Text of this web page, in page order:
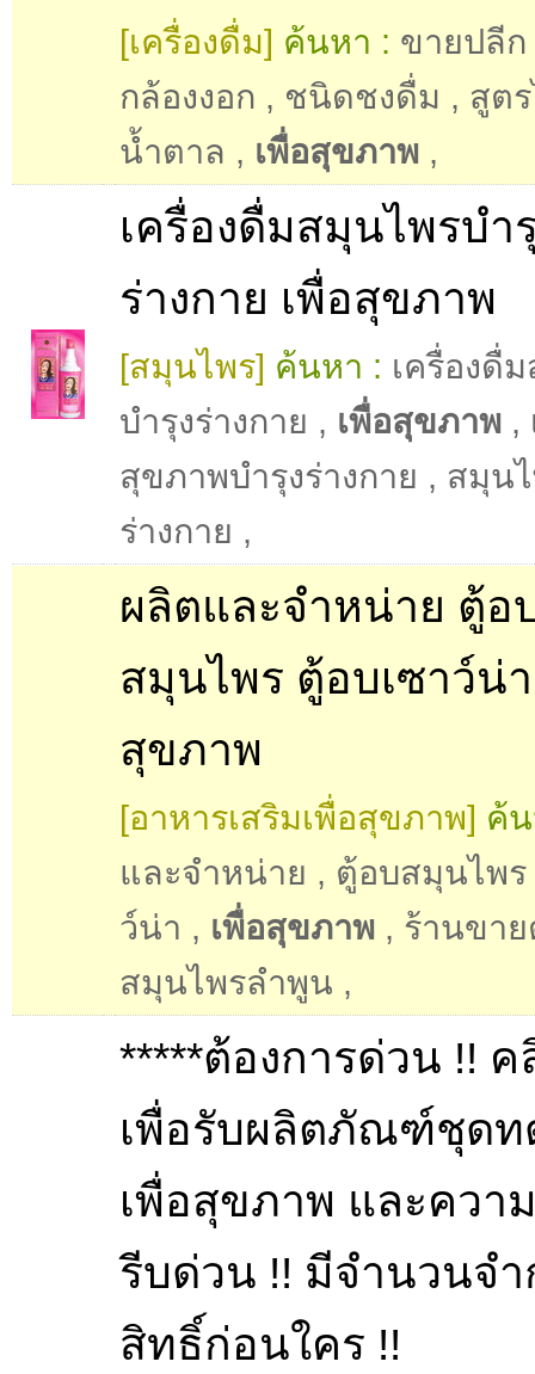
[เครื่องดื่ม] ค้นหา : ขายปลีก
กล้องงอก , ชนิดชงดื่ม , สูต
น้ำตาล , เพื่อสุขภาพ ,
เครื่องดื่มสมุนไพรบำ
ร่างกาย เพื่อสุขภาพ
[สมุนไพร] ค้นหา : เครื่องดื่
บำรุงร่างกาย , เพื่อสุขภาพ ,
สุขภาพบํารุงร่างกาย , สมุน
ร่างกาย ,
ผลิตและจำหน่าย ตู้อ
สมุนไพร ตู้อบเซาว์น่
สุขภาพ
[อาหารเสริมเพื่อสุขภาพ] ค้
และจำหน่าย , ตู้อบสมุนไพร
ว์น่า , เพื่อสุขภาพ , ร้านขา
สมุนไพรลำพูน ,
*****ต้องการด่วน !! ค
เพื่อรับผลิตภัณฑ์ชุดท
เพื่อสุขภาพ และควา
รีบด่วน !! มีจำนวนจ
สิทธิ์ก่อนใคร !!